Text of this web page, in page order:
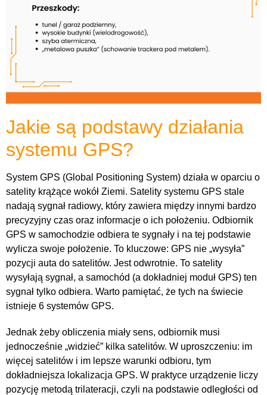
Jakie są podstawy działania
systemu GPS?
System GPS (Global Positioning System) działa w oparciu o
satelity krążące wokół Ziemi. Satelity systemu GPS stale
nadają sygnał radiowy, który zawiera między innymi bardzo
precyzyjny czas oraz informacje o ich położeniu. Odbiornik
GPS w samochodzie odbiera te sygnały i na tej podstawie
wylicza swoje położenie. To kluczowe: GPS nie „wysyła”
pozycji auta do satelitów. Jest odwrotnie. To satelity
wysyłają sygnał, a samochód (a dokładniej moduł GPS) ten
sygnał tylko odbiera. Warto pamiętać, że tych na świecie
istnieje 6 systemów GPS.
Jednak żeby obliczenia miały sens, odbiornik musi
jednocześnie „widzieć” kilka satelitów. W uproszczeniu: im
więcej satelitów i im lepsze warunki odbioru, tym
dokładniejsza lokalizacja GPS. W praktyce urządzenie liczy
pozycję metodą trilateracji, czyli na podstawie odległości od